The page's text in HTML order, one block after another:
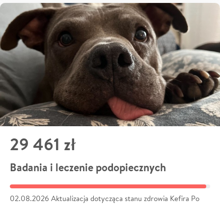
29 461 zł
Badania i leczenie podopiecznych
02.08.2026 Aktualizacja dotycząca stanu zdrowia Kefira Po